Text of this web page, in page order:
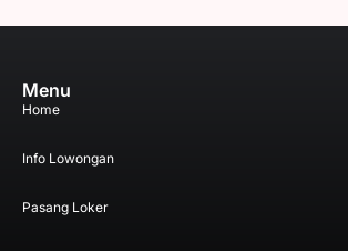
Menu
Home
Info Lowongan
Pasang Loker